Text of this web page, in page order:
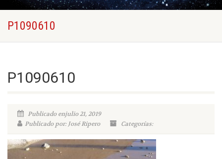
P1090610
P1090610
Publicado enjulio 21, 2019
Publicado por: José Ripero
Categorías: